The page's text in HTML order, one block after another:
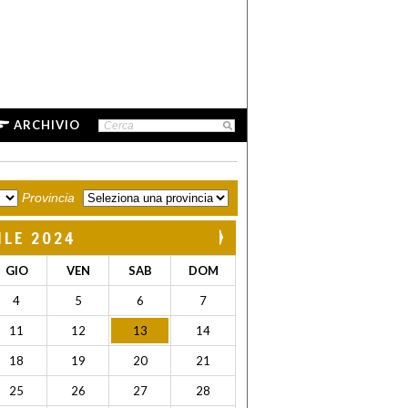
ARCHIVIO
Provincia
2024
GIO VEN SAB DOM
4 5 6 7
11 12 13 14
18 19 20 21
25 26 27 28